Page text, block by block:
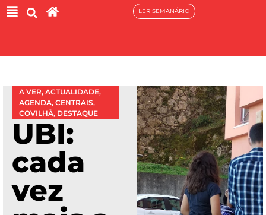
LER SEMANÁRIO
A VER, ACTUALIDADE,
AGENDA, CENTRAIS,
COVILHÃ, DESTAQUE
UBI:
cada
vez